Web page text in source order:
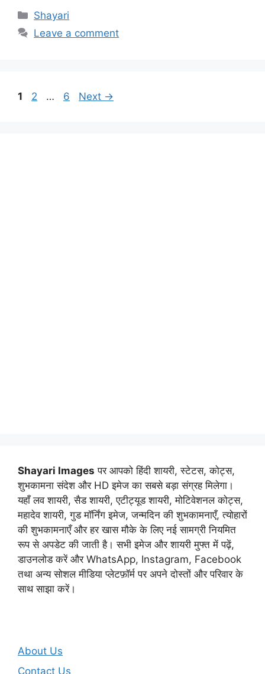
Categories
Shayari
Leave a comment
Page
1 Page
2 … Page
6 Next →
Shayari Images पर आपको हिंदी शायरी, स्टेटस, कोट्स,
शुभकामना संदेश और HD इमेज का सबसे बड़ा संग्रह मिलेगा।
यहाँ लव शायरी, सैड शायरी, एटीट्यूड शायरी, मोटिवेशनल कोट्स,
महादेव शायरी, गुड मॉर्निंग इमेज, जन्मदिन की शुभकामनाएँ, त्योहारों
की शुभकामनाएँ और हर खास मौके के लिए नई सामग्री नियमित
रूप से अपडेट की जाती है। सभी इमेज और शायरी मुफ्त में पढ़ें,
डाउनलोड करें और WhatsApp, Instagram, Facebook
तथा अन्य सोशल मीडिया प्लेटफ़ॉर्म पर अपने दोस्तों और परिवार के
साथ साझा करें।
About Us
Contact Us